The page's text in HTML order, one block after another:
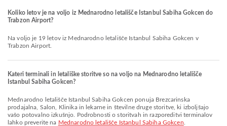
Koliko letov je na voljo iz Mednarodno letališče Istanbul Sabiha Gokcen do
Trabzon Airport?
Na voljo je 19 letov iz Mednarodno letališče Istanbul Sabiha Gokcen v
Trabzon Airport.
Kateri terminali in letališke storitve so na voljo na Mednarodno letališče
Istanbul Sabiha Gokcen?
Mednarodno letališče Istanbul Sabiha Gokcen ponuja Brezcarinska
prodajalna, Salon, Klinika in lekarne in številne druge storitve, ki izboljšajo
vašo potovalno izkušnjo. Podrobnosti o storitvah in razporeditvi terminalov
lahko preverite na Mednarodno letališče Istanbul Sabiha Gokcen